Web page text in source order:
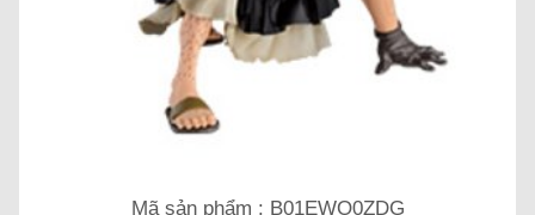
Mã sản phẩm : B01EWO0ZDG